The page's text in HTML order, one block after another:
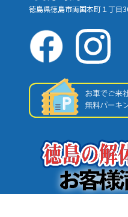
徳島県徳島市両国本町１丁目